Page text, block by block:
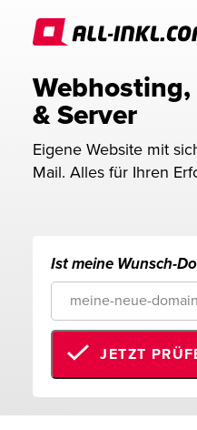
& Server
Eigene Website mit
Mail. Alles für Ihren
Ist meine Wunsch-
JETZT